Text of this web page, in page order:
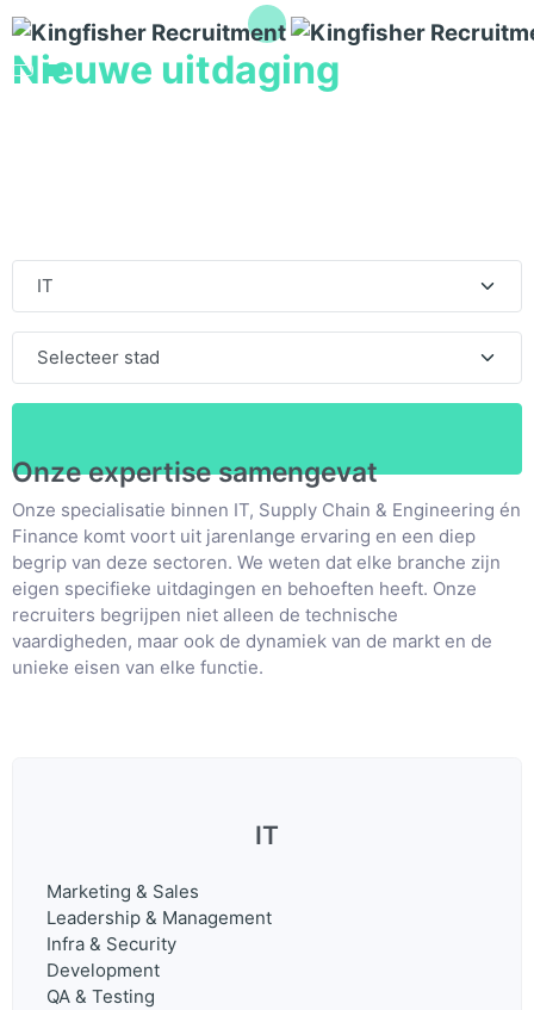
Nieuwe uitdaging
Onze expertise samengevat
Onze specialisatie binnen IT, Supply Chain & Engineering én
Finance komt voort uit jarenlange ervaring en een diep
begrip van deze sectoren. We weten dat elke branche zijn
eigen specifieke uitdagingen en behoeften heeft. Onze
recruiters begrijpen niet alleen de technische
vaardigheden, maar ook de dynamiek van de markt en de
unieke eisen van elke functie.
IT
Marketing & Sales
Leadership & Management
Infra & Security
Development
QA & Testing